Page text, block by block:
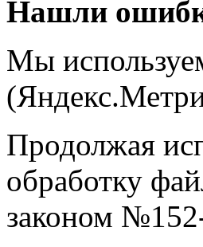
Нашли
Мы
Продолжая
обработку
законом